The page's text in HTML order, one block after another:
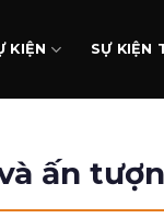
KIỆN SỰ KIỆN
ấn